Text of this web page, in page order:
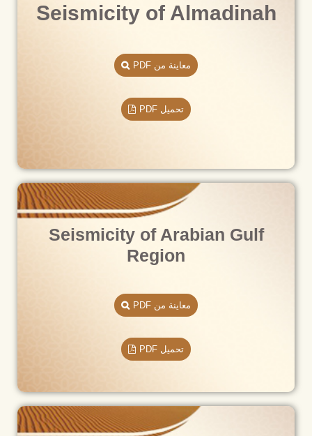
Seismicity of Almadinah
معاينة من PDF
تحميل PDF
Seismicity of Arabian Gulf
Region
معاينة من PDF
تحميل PDF